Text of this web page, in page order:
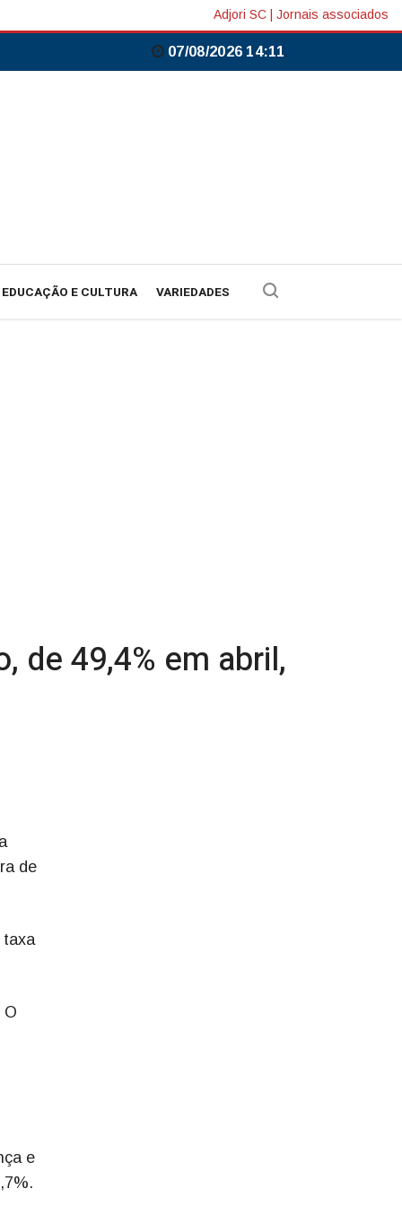
Adjori SC Jornais associados
07/08/2026 14:11
EDUCAÇÃO E CULTURA VARIEDADES
de 49,4% em abril,
de
taxa
O
e